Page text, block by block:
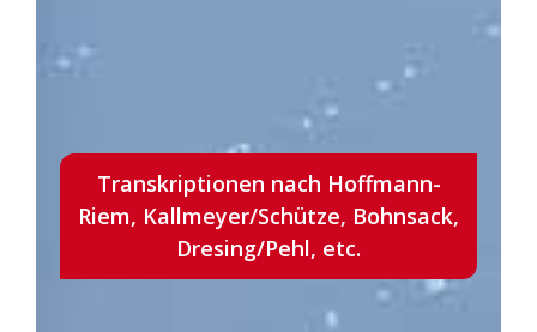
Transkriptionen nach Hoffmann-
Riem, Kallmeyer/Schütze, Bohnsack,
Dresing/Pehl, etc.